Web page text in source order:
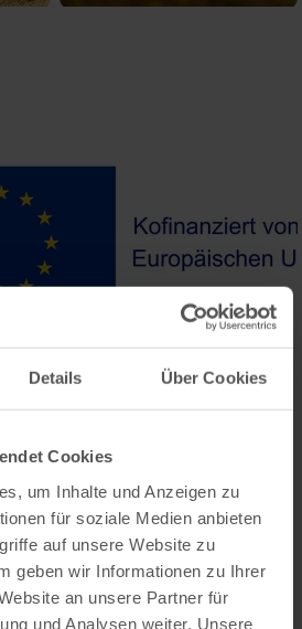
Details Über Cookies
Cookies
um Inhalte und Anzeigen zu
für soziale Medien anbieten
auf unsere Website zu
geben wir Informationen zu Ihrer
an unsere Partner für
und Analysen weiter. Unsere